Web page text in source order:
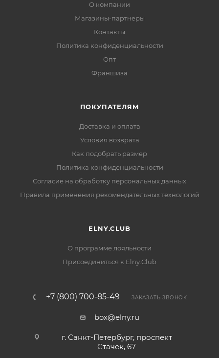
О компании
Магазины-партнеры
Контакты
Политика конфиденциальности
Опт
Франшиза
ПОКУПАТЕЛЯМ
Доставка и оплата
Условия возврата
Как подобрать размер
Политика конфиденциальности
Согласие на обработку персональных данных
Правила применения рекомендательных технологий
ELNY.CLUB
О программе лояльности
Присоединиться к Elny.Club
+7 (800) 700-85-49 ЗАКАЗАТЬ ЗВОНОК
box@elny.ru
г. Санкт-Петербург, проспект
Стачек, 67